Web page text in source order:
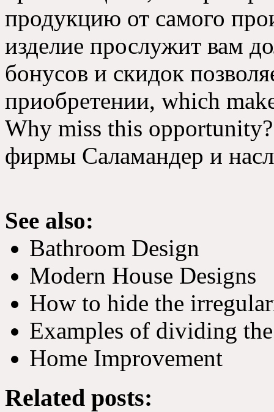
продукцию от самого
изделие прослужит вам
бонусов и скидок
приобретении, which
Why miss this
фирмы Саламандер и
See also:
Bathroom Design
Modern House Designs
How to hide the
Examples of dividing
Home Improvement
Related posts: